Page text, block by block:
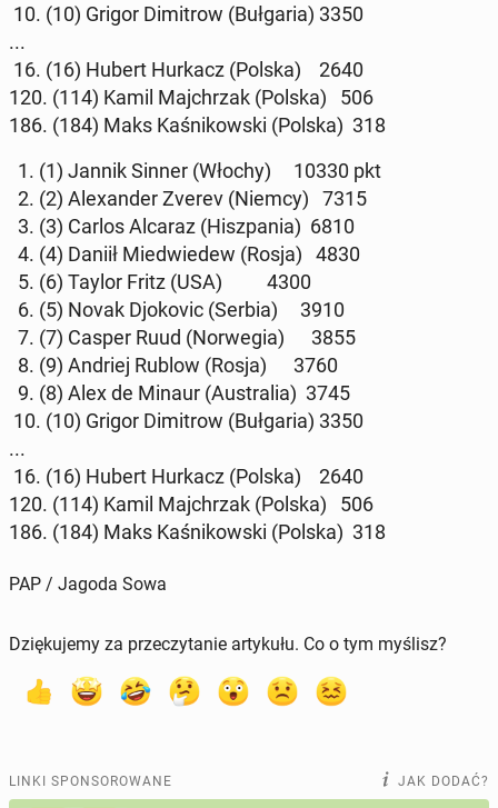
10. (10) Grigor Di­mi­trow (Buł­ga­ria) 3350
...
16. (16) Hubert Hurkacz (Polska) 2640
120. (114) Kamil Maj­chrzak (Polska) 506
186. (184) Maks Ka­śni­kow­ski (Polska) 318
1. (1) Jannik Sinner (Włochy) 10330 pkt
2. (2) Ale­xan­der Zverev (Niemcy) 7315
3. (3) Carlos Alcaraz (Hisz­pa­nia) 6810
4. (4) Daniił Mie­dwie­dew (Rosja) 4830
5. (6) Taylor Fritz (USA) 4300
6. (5) Novak Djo­ko­vic (Serbia) 3910
7. (7) Casper Ruud (Nor­we­gia) 3855
8. (9) Andriej Rublow (Rosja) 3760
9. (8) Alex de Minaur (Au­stra­lia) 3745
10. (10) Grigor Di­mi­trow (Buł­ga­ria) 3350
...
16. (16) Hubert Hurkacz (Polska) 2640
120. (114) Kamil Maj­chrzak (Polska) 506
186. (184) Maks Ka­śni­kow­ski (Polska) 318
PAP / Jagoda Sowa
Dziękujemy za przeczytanie artykułu. Co o tym myślisz?
LINKI SPONSOROWANE JAK DODAĆ?